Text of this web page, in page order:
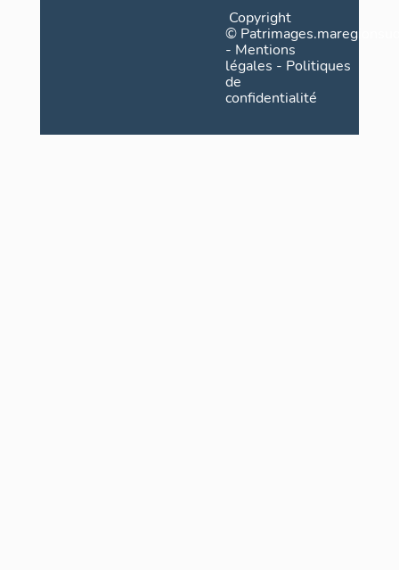
Copyright
©
- Mentions
légales - Politiques
de
confidentialité